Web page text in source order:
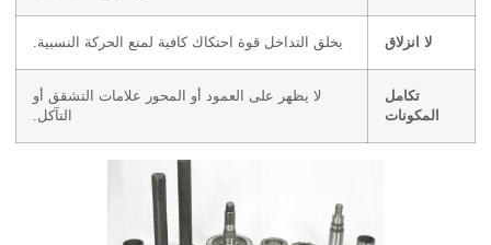
لا انزلاق يخلق التداخل قوة احتكاك كافية لمنع الحركة النسبية.
تكامل
المكونات
لا يظهر على العمود أو المحور علامات التشقق أو
التآكل.